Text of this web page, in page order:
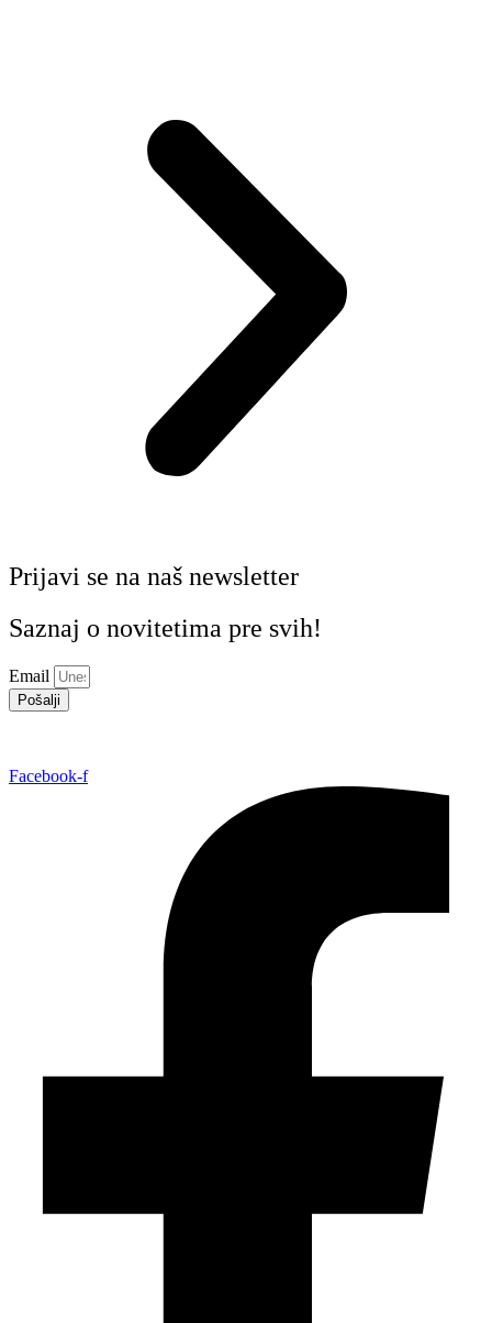
Prijavi se na naš newsletter
Saznaj o novitetima pre svih!
Email
Pošalji
Facebook-f